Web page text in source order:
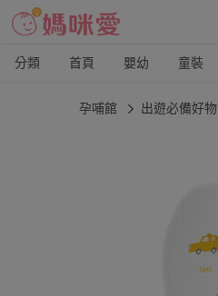
分類 首頁 嬰幼 童裝
孕哺館 出遊必備好物